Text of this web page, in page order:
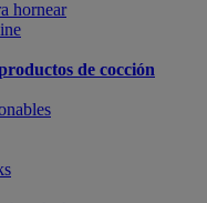
hornear
de cocción